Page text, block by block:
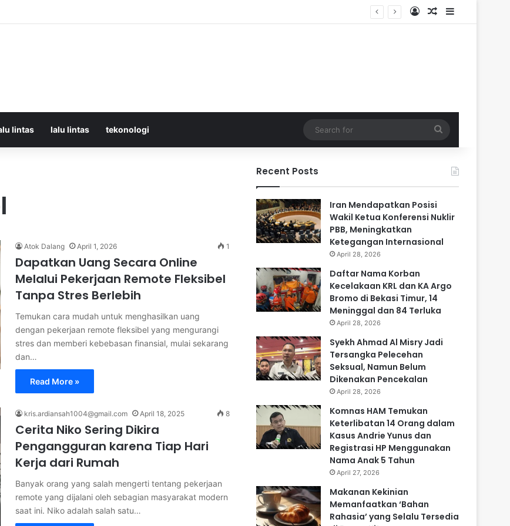
Kecelakaan KRL dan KA Argo Bromo di Bekasi Timur, 14 Meninggal dan 84 Terluka Log InRandom Article
Sidebar
lintas lalu lintas tekonologi
for
Atok Dalang April 1, 2026 1
Dapatkan Uang Secara Online
Melalui Pekerjaan Remote Fleksibel
Tanpa Stres Berlebih
Temukan cara mudah untuk menghasilkan uang
dengan pekerjaan remote fleksibel yang mengurangi
stres dan memberi kebebasan finansial, mulai sekarang
dan…
Read More »
kris.ardiansah1004@gmail.com April 18, 2025 8
Cerita Niko Sering Dikira
Pengangguran karena Tiap Hari
Kerja dari Rumah
Banyak orang yang salah mengerti tentang pekerjaan
remote yang dijalani oleh sebagian masyarakat modern
saat ini. Niko adalah salah satu…
Recent Posts
Iran Mendapatkan Posisi
Wakil Ketua Konferensi Nuklir
PBB, Meningkatkan
Ketegangan Internasional
April 28, 2026
Daftar Nama Korban
Kecelakaan KRL dan KA Argo
Bromo di Bekasi Timur, 14
Meninggal dan 84 Terluka
April 28, 2026
Syekh Ahmad Al Misry Jadi
Tersangka Pelecehan
Seksual, Namun Belum
Dikenakan Pencekalan
April 28, 2026
Komnas HAM Temukan
Keterlibatan 14 Orang dalam
Kasus Andrie Yunus dan
Registrasi HP Menggunakan
Nama Anak 5 Tahun
April 27, 2026
Makanan Kekinian
Memanfaatkan ‘Bahan
Rahasia’ yang Selalu Tersedia